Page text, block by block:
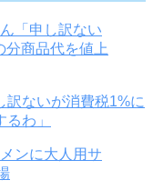
訳ないが消費税1%に
わ」